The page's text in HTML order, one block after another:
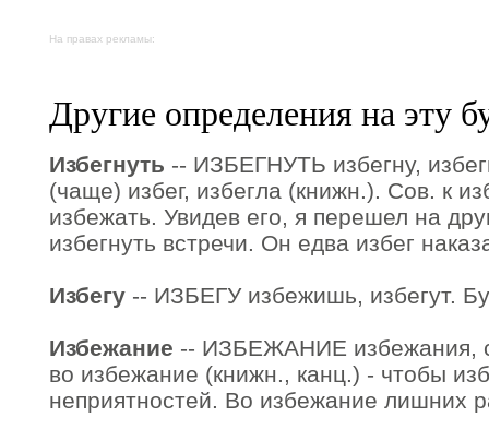
На правах рекламы:
Другие определения на эту
Избегнуть -- ИЗБЕГНУТЬ избегну,
(чаще) избег, избегла (книжн.). Сов. к
избежать. Увидев его, я перешел на
избегнуть встречи. Он едва избег
Избегу -- ИЗБЕГУ избежишь, избегут.
Избежание -- ИЗБЕЖАНИЕ избежания,
во избежание (книжн., канц.) - чтобы
неприятностей. Во избежание лишних